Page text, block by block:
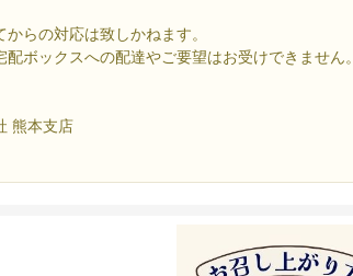
らの対応は致しかねます。
配ボックスへの配達やご要望はお受けできません。
熊本支店